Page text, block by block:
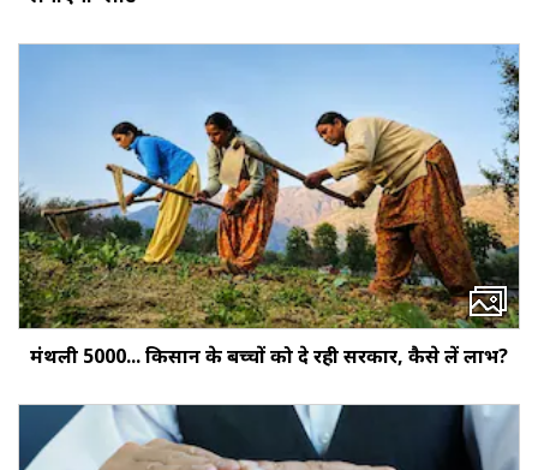
मंथली ₹5000... किसान के बच्‍चों को दे रही सरकार, कैसे लें लाभ?